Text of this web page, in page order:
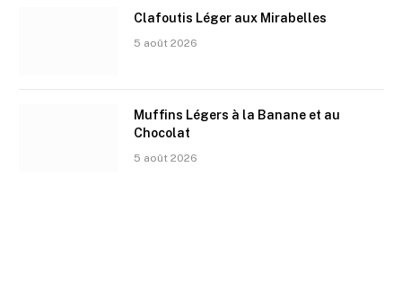
Clafoutis Léger aux Mirabelles
5 août 2026
Muffins Légers à la Banane et au
Chocolat
5 août 2026